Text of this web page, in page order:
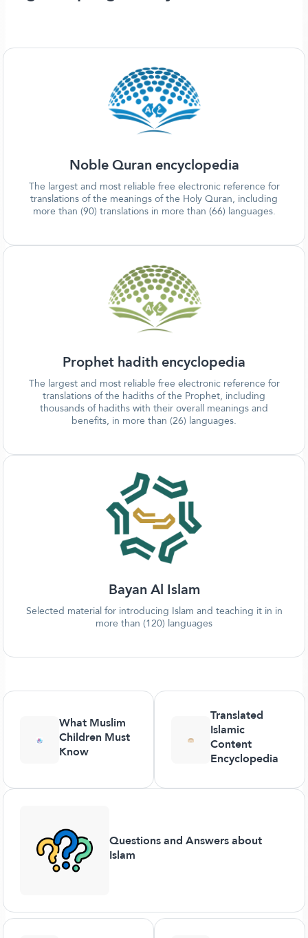
Noble Quran encyclopedia
The largest and most reliable free electronic reference for
translations of the meanings of the Holy Quran, including
more than (90) translations in more than (66) languages.
Prophet hadith encyclopedia
The largest and most reliable free electronic reference for
translations of the hadiths of the Prophet, including
thousands of hadiths with their overall meanings and
benefits, in more than (26) languages.
Bayan Al Islam
Selected material for introducing Islam and teaching it in in
more than (120) languages
What Muslim
Children Must
Know
Translated
Islamic
Content
Encyclopedia
Questions and Answers about
Islam